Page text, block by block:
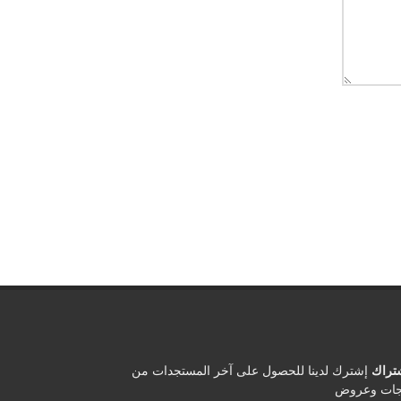
إشترك لدينا للحصول على آخر المستجدات من
وعروض